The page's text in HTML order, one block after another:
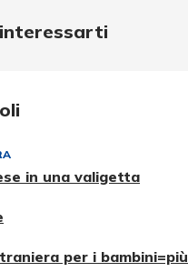
in una valigetta
per i bambini=più